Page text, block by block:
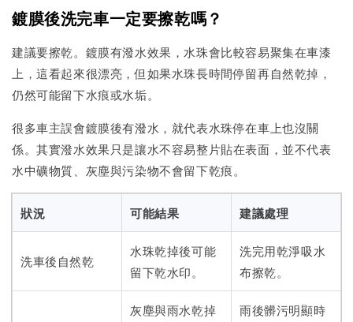
鍍膜後洗完車一定要擦乾嗎？
建議要擦乾。鍍膜有潑水效果，水珠會比較容易聚集在車漆
上，這看起來很漂亮，但如果水珠長時間停留再自然乾掉，
仍然可能留下水痕或水垢。
很多車主誤會鍍膜後有潑水，就代表水珠停在車上也沒關
係。其實潑水效果只是讓水不容易整片貼在表面，並不代表
水中礦物質、灰塵與污染物不會留下乾痕。
狀況 可能結果 建議處理
洗車後自然乾
水珠乾掉後可能
留下乾水印。
洗完用乾淨吸水
布擦乾。
灰塵與雨水乾掉
雨後髒污明顯時